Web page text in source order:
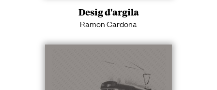
Desig d'argila
Ramon Cardona